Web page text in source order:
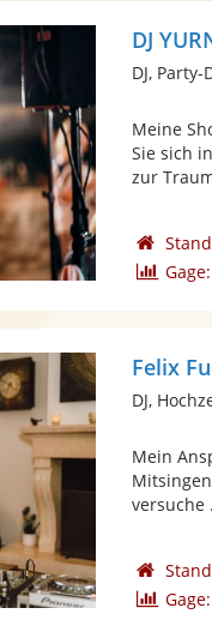
DJ
DJ, Party-
Meine
Sie sich
zur
Gage:
Felix
DJ,
Mein
versuche
Gage: